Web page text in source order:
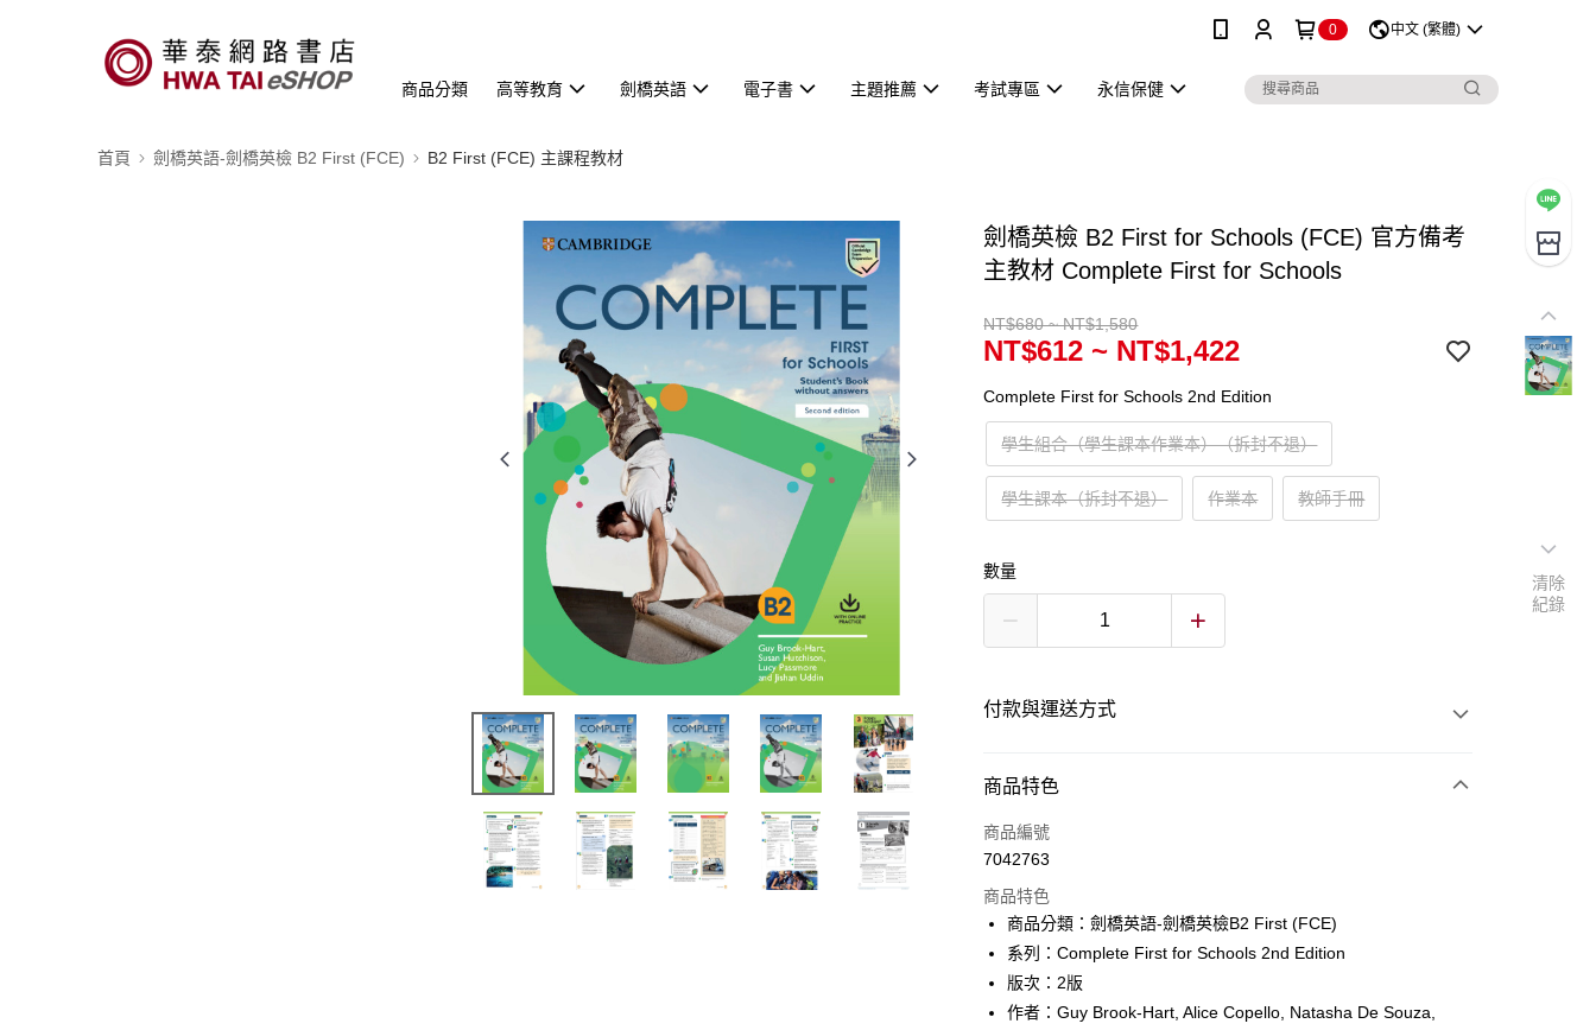
0 中文 (繁體)
商品分類 高等教育 劍橋英語 電子書 主題推薦 考試專區 永信保健
首頁 劍橋英語-劍橋英檢 B2 First (FCE) B2 First (FCE) 主課程教材
劍橋英檢 B2 First for Schools (FCE) 官方備考
主教材 Complete First for Schools
NT$680 ~ NT$1,580
NT$612 ~ NT$1,422
Complete First for Schools 2nd Edition
學生組合（學生課本作業本）（拆封不退）
學生課本（拆封不退） 作業本 教師手冊
數量
付款與運送方式
付款方式
信用卡一次付款
Apple Pay
Google Pay
ATM付款
商品特色
商品編號
7042763
商品特色
商品分類：劍橋英語-劍橋英檢B2 First (FCE)
系列：Complete First for Schools 2nd Edition
版次：2版
作者：Guy Brook-Hart, Alice Copello, Natasha De Souza,
清除
紀錄